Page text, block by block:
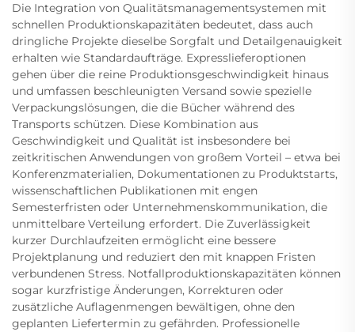
Die Integration von Qualitätsmanagementsystemen mit
schnellen Produktionskapazitäten bedeutet, dass auch
dringliche Projekte dieselbe Sorgfalt und Detailgenauigkeit
erhalten wie Standardaufträge. Expresslieferoptionen
gehen über die reine Produktionsgeschwindigkeit hinaus
und umfassen beschleunigten Versand sowie spezielle
Verpackungslösungen, die die Bücher während des
Transports schützen. Diese Kombination aus
Geschwindigkeit und Qualität ist insbesondere bei
zeitkritischen Anwendungen von großem Vorteil – etwa bei
Konferenzmaterialien, Dokumentationen zu Produktstarts,
wissenschaftlichen Publikationen mit engen
Semesterfristen oder Unternehmenskommunikation, die
unmittelbare Verteilung erfordert. Die Zuverlässigkeit
kurzer Durchlaufzeiten ermöglicht eine bessere
Projektplanung und reduziert den mit knappen Fristen
verbundenen Stress. Notfallproduktionskapazitäten können
sogar kurzfristige Änderungen, Korrekturen oder
zusätzliche Auflagenmengen bewältigen, ohne den
geplanten Liefertermin zu gefährden. Professionelle